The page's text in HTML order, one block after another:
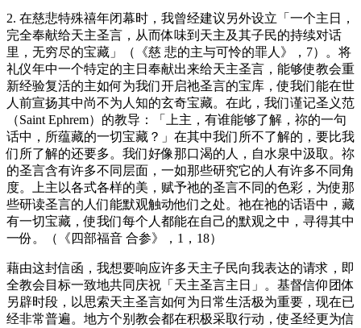
2. 在慈悲特殊禧年闭幕时，我曾经建议另外设立「一个主日，
完全奉献给天主圣言，从而体味到天主及其子民的持续对话
里，无穷尽的宝藏」（《慈 悲的主与可怜的罪人》，7）。将
礼仪年中一个特定的主日奉献出来给天主圣言，能够使教会重
新经验复活的主如何为我们开启祂圣言的宝库，使我们能在世
人前宣扬其中尚不为人知的玄奇宝藏。在此，我们谨记圣义范
（Saint Ephrem）的教导：「上主，有谁能够了解，祢的一句
话中，所蕴藏的一切宝藏？」在其中我们所不了解的，要比我
们所了解的还要多。我们好像那口渴的人，自水泉中汲取。祢
的圣言含有许多不同层面，一如那些研究它的人有许多不同角
度。上主以各式各样的美，赋予祂的圣言不同的色彩，为使那
些研读圣言的人们能默观触动他们之处。祂在祂的话语中，藏
有一切宝藏，使我们每个人都能在自己的默观之中，寻得其中
一份。（《四部福音 合参》，1，18）
藉由这封信函，我想要响应许多天主子民向我表达的请求，即
全教会目标一致地共同庆祝「天主圣言主日」。基督信仰团体
另辟时段，以思索天主圣言如何为日常生活极为重要，现在已
经非常普遍。地方个别教会都在积极采取行动，使圣经更为信